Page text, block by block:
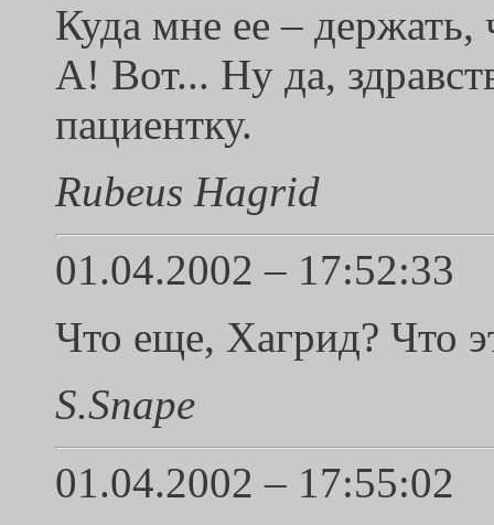
Куда мне ее –
А! Вот... Ну да,
пациентку.
Rubeus Hagrid
01.04.2002 – 17:52:33
Что еще, Хагрид? Что
S.Snape
01.04.2002 – 17:55:02